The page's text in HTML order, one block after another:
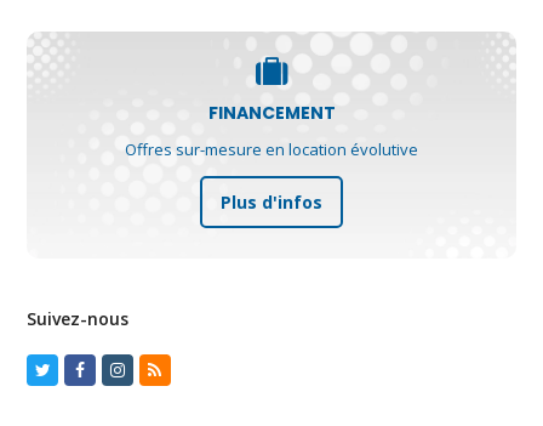
FINANCEMENT
Offres sur-mesure en location évolutive
Plus d'infos
Suivez-nous
TwitterFacebook
Instagram
RSS